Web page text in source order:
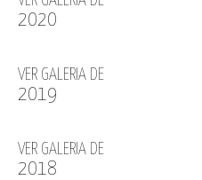
2020
VER GALERIA DE
2019
VER GALERIA DE
2018